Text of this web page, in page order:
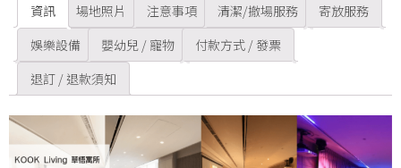
資訊 場地照片 注意事項 清潔/撤場服務
寄放服務
娛樂設備
嬰幼兒 / 寵物
付款方式 / 發票
退訂 / 退款須知